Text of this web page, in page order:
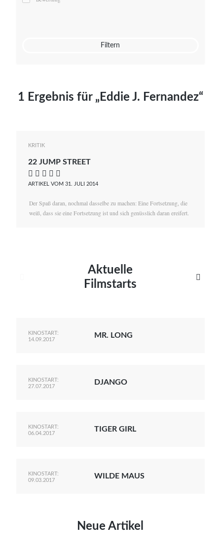
Mato von Vogelstein
Filtern
1 Ergebnis für „Eddie J. Fernandez“
KRITIK
22 JUMP STREET
    
ARTIKEL VOM 31. JULI 2014
Der Spaß daran, nochmal dasselbe zu machen: Eine Fortsetzung, die
weiß, dass sie eine Fortsetzung ist und sich genüsslich daran ereifert.
Aktuelle
Filmstarts

KINOSTART:
14.09.2017
MR. LONG
KINOSTART:
27.07.2017
DJANGO
KINOSTART:
06.04.2017
TIGER GIRL
KINOSTART:
09.03.2017
WILDE MAUS
Neue Artikel